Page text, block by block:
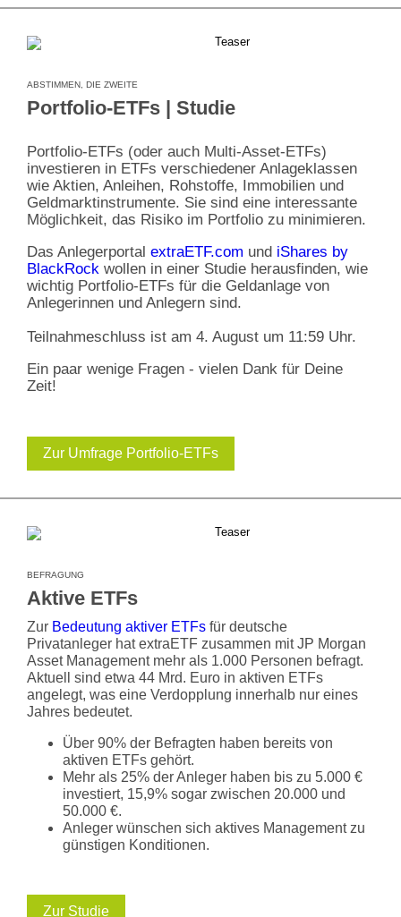
ABSTIMMEN, DIE ZWEITE
Portfolio-ETFs | Studie
Portfolio-ETFs (oder auch Multi-Asset-ETFs)
investieren in ETFs verschiedener Anlageklassen
wie Aktien, Anleihen, Rohstoffe, Immobilien und
Geldmarktinstrumente. Sie sind eine interessante
Möglichkeit, das Risiko im Portfolio zu minimieren.
Das Anlegerportal extraETF.com und iShares by
BlackRock wollen in einer Studie herausfinden, wie
wichtig Portfolio-ETFs für die Geldanlage von
Anlegerinnen und Anlegern sind.
Teilnahmeschluss ist am 4. August um 11:59 Uhr.
Ein paar wenige Fragen - vielen Dank für Deine
Zeit!
Zur Umfrage Portfolio-ETFs
BEFRAGUNG
Aktive ETFs
Zur Bedeutung aktiver ETFs für deutsche
Privatanleger hat extraETF zusammen mit JP Morgan
Asset Management mehr als 1.000 Personen befragt.
Aktuell sind etwa 44 Mrd. Euro in aktiven ETFs
angelegt, was eine Verdopplung innerhalb nur eines
Jahres bedeutet.
Über 90% der Befragten haben bereits von
aktiven ETFs gehört.
Mehr als 25% der Anleger haben bis zu 5.000 €
investiert, 15,9% sogar zwischen 20.000 und
50.000 €.
Anleger wünschen sich aktives Management zu
günstigen Konditionen.
Zur Studie